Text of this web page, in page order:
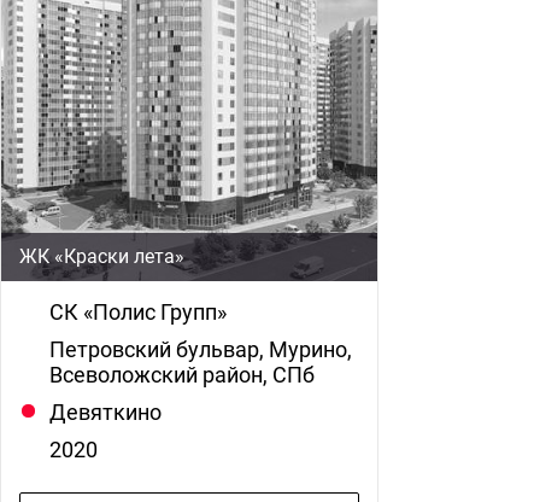
ЖК «Краски лета»
СК «Полис Групп»
Петровский бульвар, Мурино,
Всеволожский район, СПб
Девяткино
2020